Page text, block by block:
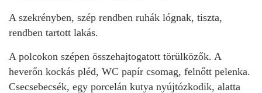
A szekrényben, szép rendben ruhák lógnak, tiszta,
rendben tartott lakás.
A polcokon szépen összehajtogatott törülközők. A
heverőn kockás pléd, WC papír csomag, felnőtt pelenka.
Csecsebecsék, egy porcelán kutya nyújtózkodik, alatta